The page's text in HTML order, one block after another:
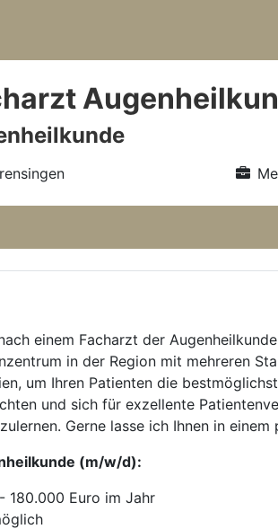
einem Facharzt der
in der Region mit mehreren
um Ihren Patienten die
und sich für exzellente
Gerne lasse ich Ihnen in
(m/w/d):
180.000 Euro im Jahr